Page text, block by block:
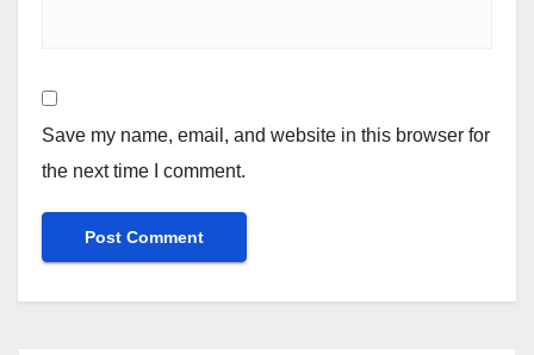
Save my name, email, and website in this browser for
the next time I comment.